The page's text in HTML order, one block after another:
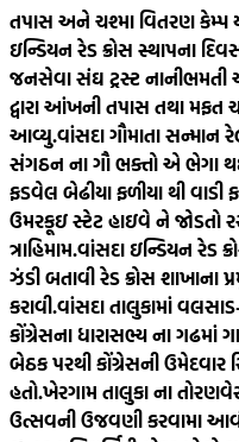
તપાસ અને ચશ્મા વિતરણ કેમ્પ
ઇન્ડિયન રેડ ક્રોસ સ્થાપના
જનસેવા સંઘ ટ્રસ્ટ નાનીભમતી
દ્વારા આંખની તપાસ તથા
આવ્યુ.વાંસદા ગૌમાતા સન્માન
સંગઠન ના ગૌ ભક્તો એ ભેગા
ફડવેલ બેઢીયા ફળીયા થી વાડી
ઉમરકૂઇ સ્ટેટ હાઇવે ને જોડતો
ત્રાહિમામ.વાંસદા ઇન્ડિયન રેડ
ઝંડી બતાવી રેડ ક્રોસ શાખાના
કરાવી.વાંસદા તાલુકામાં
કોંગ્રેસના ધારાસભ્ય ના ગઢમાં
બેઠક પરથી કોંગ્રેસની ઉમેદવાર
હતો.ખેરગામ તાલુકા ના
ઉત્સવની ઉજવણી કરવામા